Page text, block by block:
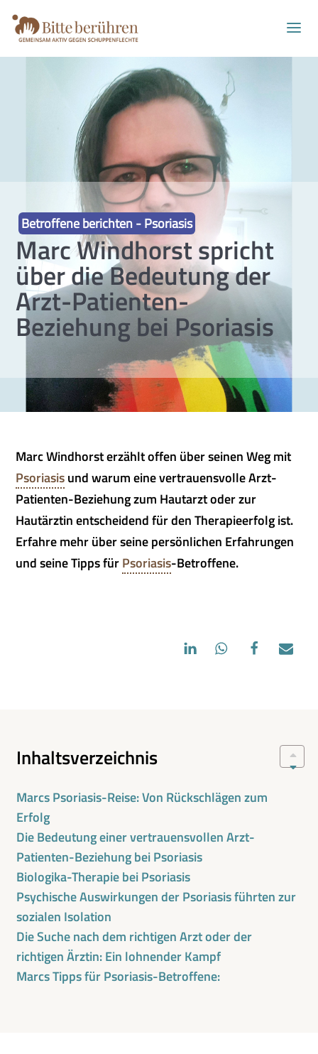
Marc Windhorst spricht
über die Bedeutung der
Arzt-Patienten-
Beziehung bei Psoriasis
Betroffene berichten - Psoriasis
Marc Windhorst erzählt offen über seinen Weg mit
Psoriasisund warum eine vertrauensvolle Arzt-
Patienten-Beziehung zum Hautarzt oder zur
Hautärztin entscheidend für den Therapieerfolg ist.
Erfahre mehr über seine persönlichen Erfahrungen
und seine Tipps fürPsoriasis-Betroffene.
Inhaltsverzeichnis
Marcs Psoriasis-Reise: Von Rückschlägen zum
Erfolg
Die Bedeutung einer vertrauensvollen Arzt-
Patienten-Beziehung bei Psoriasis
Biologika-Therapie bei Psoriasis
Psychische Auswirkungen der Psoriasis führten zur
sozialen Isolation
Die Suche nach dem richtigen Arzt oder der
richtigen Ärztin: Ein lohnender Kampf
Marcs Tipps für Psoriasis-Betroffene: